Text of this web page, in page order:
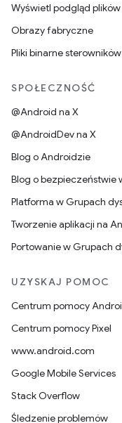
Wyświetl podgląd
Obrazy fabryczne
Pliki binarne sterowników
SPOŁECZNOŚĆ
@Android na X
@AndroidDev na X
Blog o Androidzie
Blog o bezpieczeństwie
Platforma w Grupach
Tworzenie aplikacji na
Portowanie w Grupach
UZYSKAJ POMOC
Centrum pomocy
Centrum pomocy Pixel
www.android.com
Google Mobile Services
Stack Overflow
Śledzenie problemów